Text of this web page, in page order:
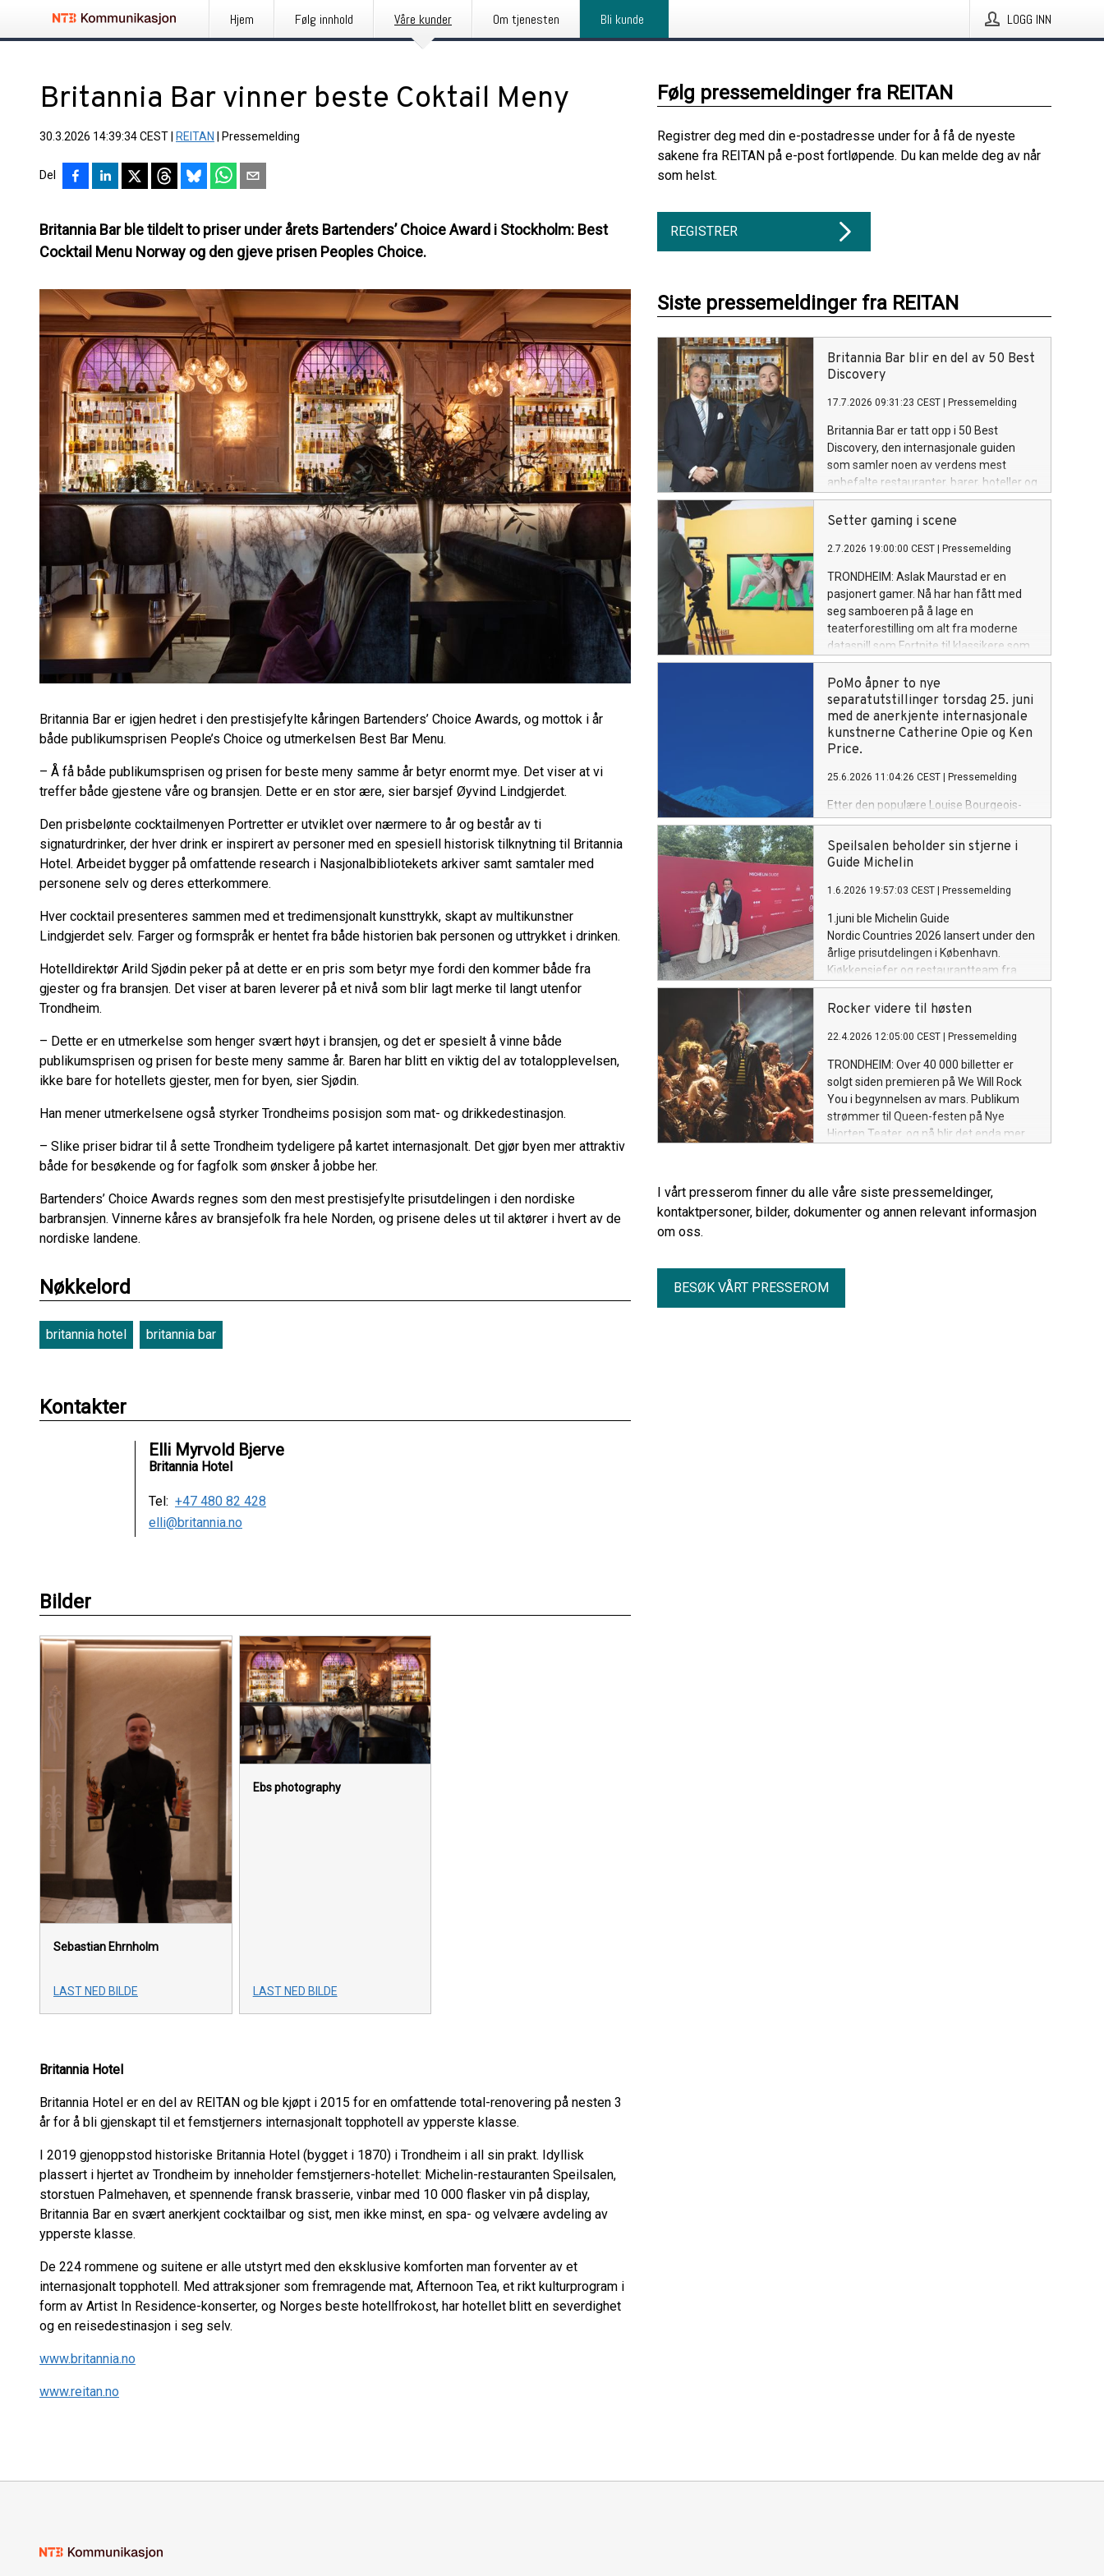
Hjem Følg innhold Våre kunder Om tjenesten Bli kunde LOGG INN
Britannia Bar vinner beste Coktail Meny
30.3.2026 14:39:34 CEST REITAN Pressemelding
Del
Britannia Bar ble tildelt to priser under årets Bartenders’ Choice Award i Stockholm: Best
Cocktail Menu Norway og den gjeve prisen Peoples Choice.
Britannia Bar er igjen hedret i den prestisjefylte kåringen Bartenders’ Choice Awards, og mottok i år
både publikumsprisen People’s Choice og utmerkelsen Best Bar Menu.
– Å få både publikumsprisen og prisen for beste meny samme år betyr enormt mye. Det viser at vi
treffer både gjestene våre og bransjen. Dette er en stor ære, sier barsjef Øyvind Lindgjerdet.
Den prisbelønte cocktailmenyen Portretter er utviklet over nærmere to år og består av ti
signaturdrinker, der hver drink er inspirert av personer med en spesiell historisk tilknytning til Britannia
Hotel. Arbeidet bygger på omfattende research i Nasjonalbibliotekets arkiver samt samtaler med
personene selv og deres etterkommere.
Hver cocktail presenteres sammen med et tredimensjonalt kunsttrykk, skapt av multikunstner
Lindgjerdet selv. Farger og formspråk er hentet fra både historien bak personen og uttrykket i drinken.
Hotelldirektør Arild Sjødin peker på at dette er en pris som betyr mye fordi den kommer både fra
gjester og fra bransjen. Det viser at baren leverer på et nivå som blir lagt merke til langt utenfor
Trondheim.
– Dette er en utmerkelse som henger svært høyt i bransjen, og det er spesielt å vinne både
publikumsprisen og prisen for beste meny samme år. Baren har blitt en viktig del av totalopplevelsen,
ikke bare for hotellets gjester, men for byen, sier Sjødin.
Han mener utmerkelsene også styrker Trondheims posisjon som mat- og drikkedestinasjon.
– Slike priser bidrar til å sette Trondheim tydeligere på kartet internasjonalt. Det gjør byen mer attraktiv
både for besøkende og for fagfolk som ønsker å jobbe her.
Bartenders’ Choice Awards regnes som den mest prestisjefylte prisutdelingen i den nordiske
barbransjen. Vinnerne kåres av bransjefolk fra hele Norden, og prisene deles ut til aktører i hvert av de
nordiske landene.
Nøkkelord
britannia hotel britannia bar
Kontakter
Elli Myrvold Bjerve
Britannia Hotel
Tel: +47 480 82 428
elli@britannia.no
Bilder
Sebastian Ehrnholm
LAST NED BILDE
Ebs photography
LAST NED BILDE
Britannia Hotel
Britannia Hotel er en del av REITAN og ble kjøpt i 2015 for en omfattende total-renovering på nesten 3
år for å bli gjenskapt til et femstjerners internasjonalt topphotell av ypperste klasse.
I 2019 gjenoppstod historiske Britannia Hotel (bygget i 1870) i Trondheim i all sin prakt. Idyllisk
plassert i hjertet av Trondheim by inneholder femstjerners-hotellet: Michelin-restauranten Speilsalen,
storstuen Palmehaven, et spennende fransk brasserie, vinbar med 10 000 flasker vin på display,
Britannia Bar en svært anerkjent cocktailbar og sist, men ikke minst, en spa- og velvære avdeling av
ypperste klasse.
De 224 rommene og suitene er alle utstyrt med den eksklusive komforten man forventer av et
internasjonalt topphotell. Med attraksjoner som fremragende mat, Afternoon Tea, et rikt kulturprogram i
form av Artist In Residence-konserter, og Norges beste hotellfrokost, har hotellet blitt en severdighet
og en reisedestinasjon i seg selv.
www.britannia.no
www.reitan.no
Følg pressemeldinger fra REITAN
Registrer deg med din e-postadresse under for å få de nyeste
sakene fra REITAN på e-post fortløpende. Du kan melde deg av når
som helst.
REGISTRER
Siste pressemeldinger fra REITAN
Britannia Bar blir en del av 50 Best
Discovery
17.7.2026 09:31:23 CEST Pressemelding
Britannia Bar er tatt opp i 50 Best
Discovery, den internasjonale guiden
som samler noen av verdens mest
anbefalte restauranter, barer, hoteller og
vingårder. 50 Best Discovery er en
internasjonale reise- og
bak The World's 50 Best. Utvelgelsen
bransjeeksperter i The World's 50 Best
Academies og er en anerkjennelse av
steder som har utmerket seg
internasjonalt. 50 Best Discovery er en
utvidelse av de årlige 50 Best-listene.
Setter gaming i scene
2.7.2026 19:00:00 CEST Pressemelding
TRONDHEIM: Aslak Maurstad er en
pasjonert gamer. Nå har han fått med
seg samboeren på å lage en
teaterforestilling om alt fra moderne
dataspill som Fortnite til klassikere som
Ludo.
PoMo åpner to nye
separatutstillinger torsdag 25. juni
med de anerkjente internasjonale
kunstnerne Catherine Opie og Ken
Price.
25.6.2026 11:04:26 CEST Pressemelding
Etter den populære Louise Bourgeois-
utstillingen «Echo of the Morning» er
PoMo nå klar for to nye
separatutstillinger: “Catherine Opie –
“Ken Price – Fremmede landskap”.
kl.17:00, med gratis inngang for alle.
Dette er den første separatutstillingen
med Catherine Opies verk i Midt‑Norge,
og den aller første separatutstillingen
Speilsalen beholder sin stjerne i
Guide Michelin
1.6.2026 19:57:03 CEST Pressemelding
1.juni ble Michelin Guide
Nordic Countries 2026 lansert under den
årlige prisutdelingen i København.
Kjøkkensjefer og restaurantteam fra
hele Norden var samlet da årets utgave
av den sagnomsuste guiden ble
deltok Executive Head Chef Håkon
Maria Minatsi. I årets guide beholder
Speilsalen sin Michelin-stjerne.
Restauranten bekrefter med dette sin
posisjon blant de fremste
gastronomiske opplevelsene i Norden,
prestisjefylte restaurantguide. – Vi er
utrolig stolte over å beholde Michelin-
skape opplevelser på høyeste nivå for
Rocker videre til høsten
22.4.2026 12:05:00 CEST Pressemelding
TRONDHEIM: Over 40 000 billetter er
solgt siden premieren på We Will Rock
You i begynnelsen av mars. Publikum
strømmer til Queen-festen på Nye
Hjorten Teater, og nå blir det enda mer
I vårt presserom finner du alle våre siste pressemeldinger,
kontaktpersoner, bilder, dokumenter og annen relevant informasjon
om oss.
BESØK VÅRT PRESSEROM